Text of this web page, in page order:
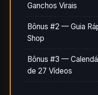
Ganchos Virais
Bônus #2 — Guia
Shop
Bônus #3 —
de 27 Vídeos